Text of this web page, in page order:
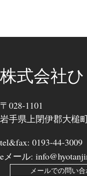
株式会社
〒028-1101
岩手県上閉伊郡大槌
tel&fax: 0193-44-3009
eメール:
メールでの問い